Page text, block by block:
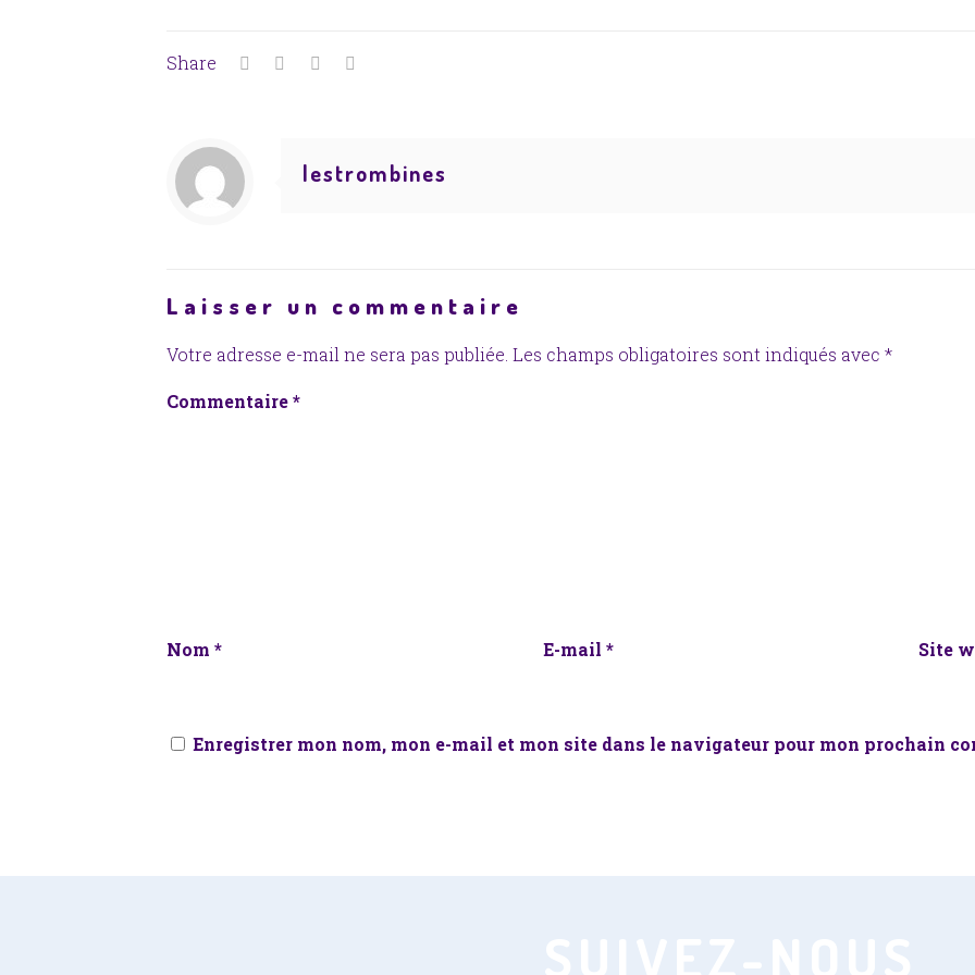
Share
lestrombines
Laisser un commentaire
Votre adresse e-mail ne sera pas publiée. Les champs obligatoires sont indiqués avec *
Commentaire*
Nom * E-mail * Site
Enregistrer mon nom, mon e-mail et mon site dans le navigateur pour mon prochain